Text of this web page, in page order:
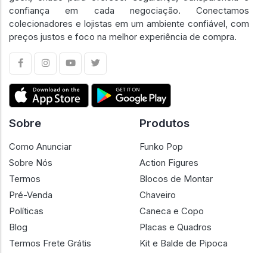
confiança em cada negociação. Conectamos
colecionadores e lojistas em um ambiente confiável, com
preços justos e foco na melhor experiência de compra.
Sobre
Como Anunciar
Sobre Nós
Termos
Pré-Venda
Políticas
Blog
Termos Frete Grátis
Produtos
Funko Pop
Action Figures
Blocos de Montar
Chaveiro
Caneca e Copo
Placas e Quadros
Kit e Balde de Pipoca